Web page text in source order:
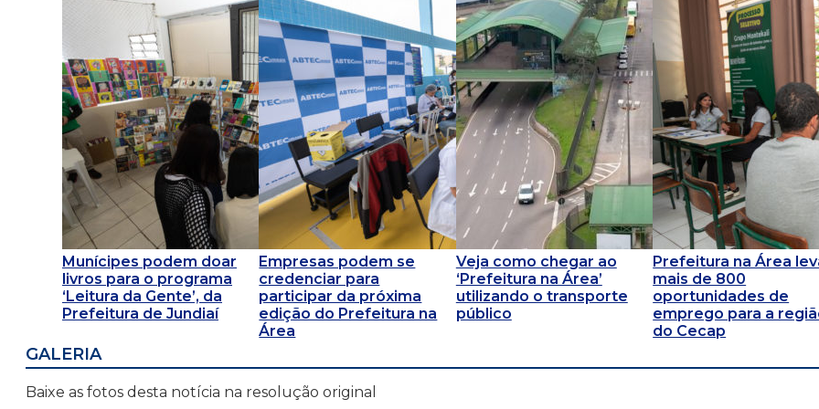
Munícipes podem doar
livros para o programa
‘Leitura da Gente’, da
Prefeitura de Jundiaí
Empresas podem se
credenciar para
participar da próxima
edição do Prefeitura na
Área
Veja como chegar ao
‘Prefeitura na Área’
utilizando o transporte
público
Prefeitura na Área
mais de 800
oportunidades de
emprego para a
do Cecap
GALERIA
Baixe as fotos desta notícia na resolução original